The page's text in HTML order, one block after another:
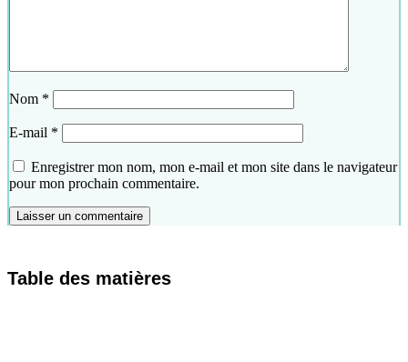
Nom *
E-mail *
Enregistrer mon nom, mon e-mail et mon site dans le navigateur
pour mon prochain commentaire.
Table des matières